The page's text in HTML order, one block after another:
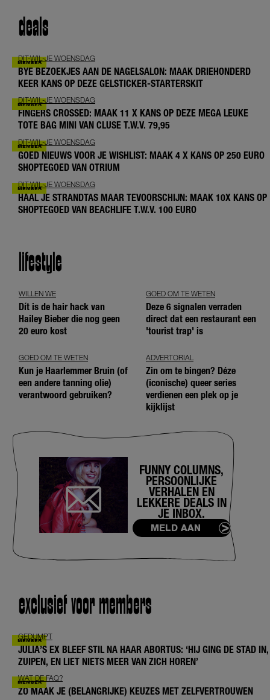
deals
DIT-WIL-JE WOENSDAG
BYE BEZOEKJES AAN DE NAGELSALON: MAAK DRIEHONDERD
KEER KANS OP DEZE GELSTICKER-STARTERSKIT
DIT-WIL-JE WOENSDAG
FINGERS CROSSED: MAAK 11 X KANS OP DEZE MEGA LEUKE
TOTE BAG MINI VAN CLUSE T.W.V. 79,95
DIT-WIL-JE WOENSDAG
GOED NIEUWS VOOR JE WISHLIST: MAAK 4 X KANS OP 250 EURO
SHOPTEGOED VAN OTRIUM
DIT-WIL-JE WOENSDAG
HAAL JE STRANDTAS MAAR TEVOORSCHIJN: MAAK 10X KANS OP
SHOPTEGOED VAN BEACHLIFE T.W.V. 100 EURO
lifestyle
WILLEN WE
Dít is de hair hack van
Hailey Bieber die nog geen
20 euro kost
GOED OM TE WETEN
Deze 6 signalen verraden
direct dat een restaurant een
'tourist trap' is
GOED OM TE WETEN
Kun je Haarlemmer Bruin (of
een andere tanning olie)
verantwoord gebruiken?
ADVERTORIAL
Zin om te bingen? Déze
(iconische) queer series
verdienen een plek op je
kijklijst
FUNNY COLUMNS,
PERSOONLIJKE
VERHALEN EN
LEKKERE DEALS IN
JE INBOX.
MELD AAN
exclusief voor members
GEDUMPT
JULIA’S EX BLEEF STIL NA HAAR ABORTUS: ‘HIJ GING DE STAD IN,
ZUIPEN, EN LIET NIETS MEER VAN ZICH HOREN’
WAT DE FAQ?
ZO MAAK JE (BELANGRIJKE) KEUZES MET ZELFVERTROUWEN